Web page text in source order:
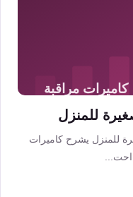
للمنزل
للمنزل يشرح كاميرات